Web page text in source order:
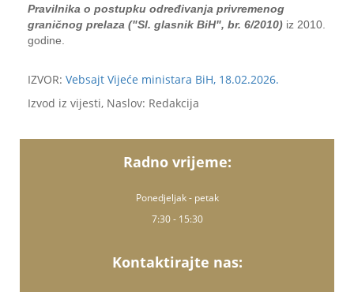
Pravilnika o postupku određivanja privremenog
graničnog prelaza ("Sl. glasnik BiH", br. 6/2010) iz 2010.
godine.
IZVOR: Vebsajt Vijeće ministara BiH, 18.02.2026.
Izvod iz vijesti, Naslov: Redakcija
Radno vrijeme:
Ponedjeljak - petak
7:30 - 15:30
Kontaktirajte nas: